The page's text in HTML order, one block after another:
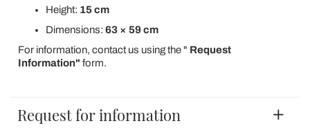
Height: 15 cm
Dimensions: 63 × 59 cm
For information, contact us using the " Request
Information" form.
Request for information